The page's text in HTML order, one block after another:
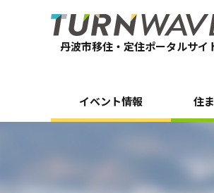
丹波市移住・定住ポータルサイ
イベント情報 住